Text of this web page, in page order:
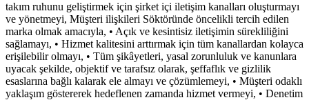
takım ruhunu geliştirmek için şirket içi iletişim kanalları oluşturmayı
ve yönetmeyi, Müşteri ilişkileri Söktöründe öncelikli tercih edilen
marka olmak amacıyla, • Açık ve kesintisiz iletişimin sürekliliğini
sağlamayı, • Hizmet kalitesini arttırmak için tüm kanallardan kolayca
erişilebilir olmayı, • Tüm şikâyetleri, yasal zorunluluk ve kanunlara
uyacak şekilde, objektif ve tarafsız olarak, şeffaflık ve gizlilik
esaslarına bağlı kalarak ele almayı ve çözümlemeyi, • Müşteri odaklı
yaklaşım göstererek hedeflenen zamanda hizmet vermeyi, • Denetim